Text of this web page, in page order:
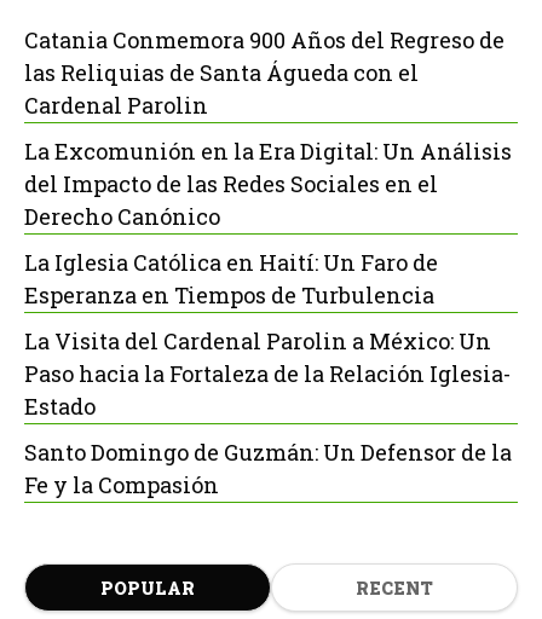
Catania Conmemora 900 Años del Regreso de
las Reliquias de Santa Águeda con el
Cardenal Parolin
La Excomunión en la Era Digital: Un Análisis
del Impacto de las Redes Sociales en el
Derecho Canónico
La Iglesia Católica en Haití: Un Faro de
Esperanza en Tiempos de Turbulencia
La Visita del Cardenal Parolin a México: Un
Paso hacia la Fortaleza de la Relación Iglesia-
Estado
Santo Domingo de Guzmán: Un Defensor de la
Fe y la Compasión
POPULAR RECENT